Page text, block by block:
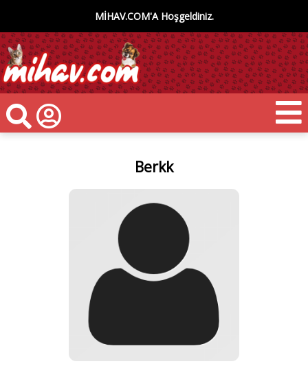
MİHAV.COM'A Hoşgeldiniz.
Berkk